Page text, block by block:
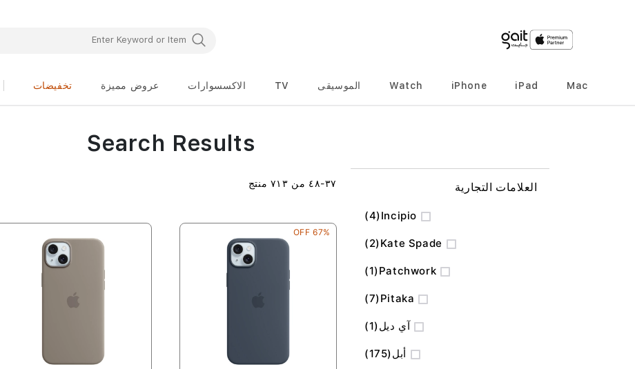
Mac
iPad
iPhone
Watch الموسيقى TV الاكسسوارات عروض مميزة تخفيضات
٣٧-٤٨ من ٧١٣ منتج
67% OFF
Search Results
العلامات التجارية
Incipio
4
المنتج
Kate Spade
2
المنتج
Patchwork
1
منتج
Pitaka
7
المنتج
آي ديل 1
منتج
أبل 175
المنتج